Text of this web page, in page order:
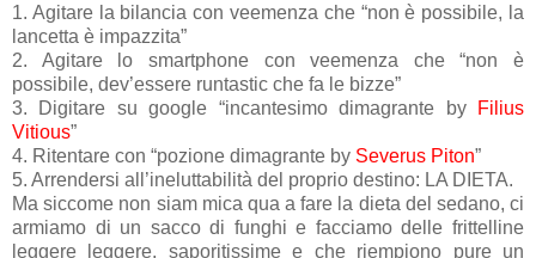
1. Agitare la bilancia con veemenza che “non è possibile, la
lancetta è impazzita”
2. Agitare lo smartphone con veemenza che “non è
possibile, dev’essere runtastic che fa le bizze”
3. Digitare su google “incantesimo dimagrante by
Filius
Vitious”
4. Ritentare con “pozione dimagrante by Severus Piton”
5. Arrendersi all’ineluttabilità del proprio destino: LA DIETA.
Ma siccome non siam mica qua a fare la dieta del sedano, ci
armiamo di un sacco di funghi e facciamo delle frittelline
leggere leggere, saporitissime e che riempiono pure un